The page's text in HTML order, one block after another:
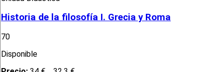
Historia de la filosofía I. Grecia y Roma
70
Disponible